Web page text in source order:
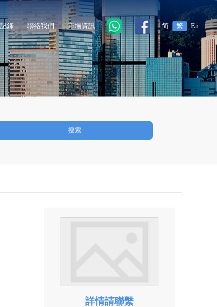
简 繁 En
錄 聯絡我們 市場資訊
搜索
詳情請聯繫